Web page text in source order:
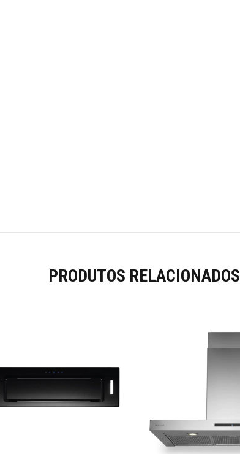
PRODUTOS RELACIONADOS